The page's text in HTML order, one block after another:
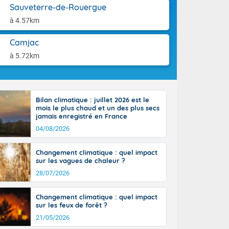
Sauveterre-de-Rouergue
à 4.57km
Camjac
à 5.72km
l'Occitanie
puis
Midi-
nord du
Les
totalité du
Bilan climatique : juillet 2026 est le
mois le plus chaud et un des plus secs
jamais enregistré en France
04/08/2026
Changement climatique : quel impact
sur les vagues de chaleur ?
28/07/2026
Changement climatique : quel impact
sur les feux de forêt ?
21/05/2026